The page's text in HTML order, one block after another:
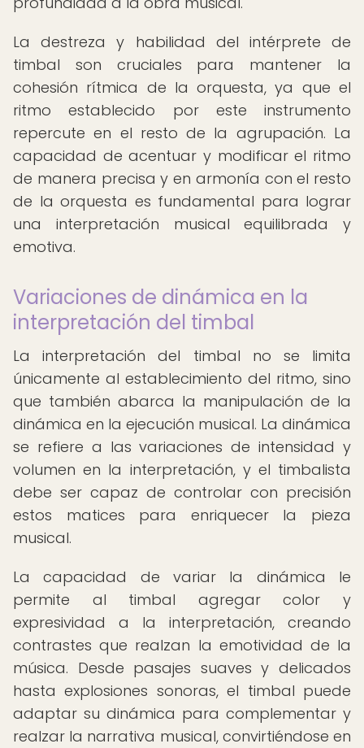
La destreza y habilidad del intérprete de
timbal son cruciales para mantener la
cohesión rítmica de la orquesta, ya que el
ritmo establecido por este instrumento
repercute en el resto de la agrupación. La
capacidad de acentuar y modificar el ritmo
de manera precisa y en armonía con el resto
de la orquesta es fundamental para lograr
una interpretación musical equilibrada y
emotiva.
Variaciones de dinámica en la
interpretación del timbal
La interpretación del timbal no se limita
únicamente al establecimiento del ritmo, sino
que también abarca la manipulación de la
dinámica en la ejecución musical. La dinámica
se refiere a las variaciones de intensidad y
volumen en la interpretación, y el timbalista
debe ser capaz de controlar con precisión
estos matices para enriquecer la pieza
musical.
La capacidad de variar la dinámica le
permite al timbal agregar color y
expresividad a la interpretación, creando
contrastes que realzan la emotividad de la
música. Desde pasajes suaves y delicados
hasta explosiones sonoras, el timbal puede
adaptar su dinámica para complementar y
realzar la narrativa musical, convirtiéndose en